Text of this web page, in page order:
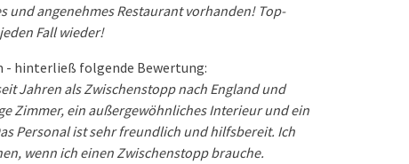
und angenehmes Restaurant vorhanden! Top-
Fall wieder!
- hinterließ folgende Bewertung:
Jahren als Zwischenstopp nach England und
Zimmer, ein außergewöhnliches Interieur und ein
Personal ist sehr freundlich und hilfsbereit. Ich
wenn ich einen Zwischenstopp brauche.